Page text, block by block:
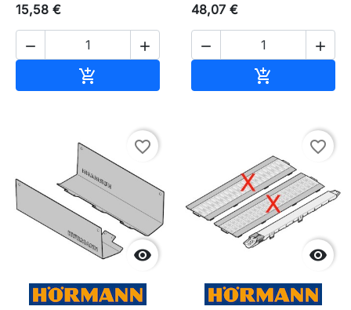
15,58 €
 

48,07 €
 


favorite_border

favorite_border